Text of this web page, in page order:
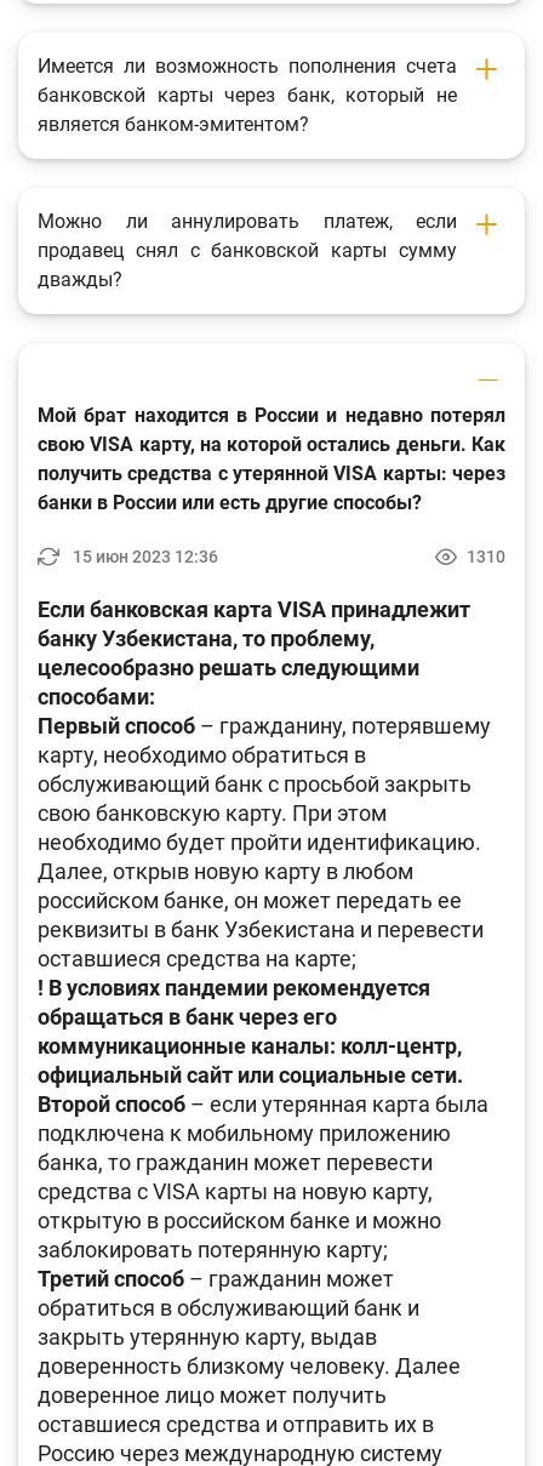
Имеется ли возможность пополнения счета
банковской карты через банк, который не
является банком-эмитентом?
Можно ли аннулировать платеж, если
продавец снял с банковской карты сумму
дважды?
Мой брат находится в России и недавно потерял
свою VISA карту, на которой остались деньги. Как
получить средства с утерянной VISA карты: через
банки в России или есть другие способы?
15 июн 2023 12:36 1310
Если банковская карта VISA принадлежит
банку Узбекистана, то проблему,
целесообразно решать следующими
способами:
Первый способ – гражданину, потерявшему
карту, необходимо обратиться в
обслуживающий банк с просьбой закрыть
свою банковскую карту. При этом
необходимо будет пройти идентификацию.
Далее, открыв новую карту в любом
российском банке, он может передать ее
реквизиты в банк Узбекистана и перевести
оставшиеся средства на карте;
! В условиях пандемии рекомендуется
обращаться в банк через его
коммуникационные каналы: колл-центр,
официальный сайт или социальные сети.
Второй способ – если утерянная карта была
подключена к мобильному приложению
банка, то гражданин может перевести
средства с VISA карты на новую карту,
открытую в российском банке и можно
заблокировать потерянную карту;
Третий способ – гражданин может
обратиться в обслуживающий банк и
закрыть утерянную карту, выдав
доверенность близкому человеку. Далее
доверенное лицо может получить
оставшиеся средства и отправить их в
Россию через международную систему